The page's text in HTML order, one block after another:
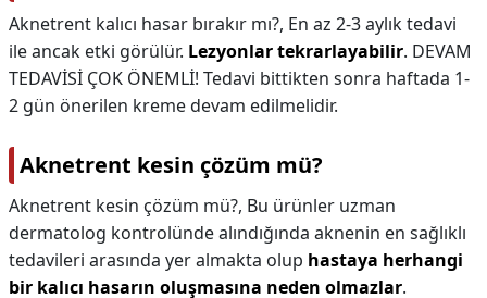
Aknetrent kalıcı hasar bırakır mı?, En az 2-3 aylık tedavi
ile ancak etki görülür. Lezyonlar tekrarlayabilir. DEVAM
TEDAVİSİ ÇOK ÖNEMLİ! Tedavi bittikten sonra haftada 1-
2 gün önerilen kreme devam edilmelidir.
Aknetrent kesin çözüm mü?
Aknetrent kesin çözüm mü?, Bu ürünler uzman
dermatolog kontrolünde alındığında aknenin en sağlıklı
tedavileri arasında yer almakta olup hastaya herhangi
bir kalıcı hasarın oluşmasına neden olmazlar.